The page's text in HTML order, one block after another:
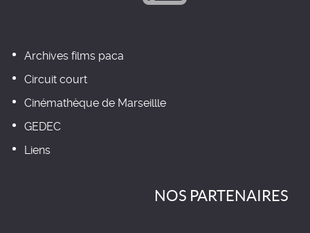
Archives films paca
Circuit court
Cinémathèque de Marseillle
GEDEC
Liens
NOS PARTENAIRES